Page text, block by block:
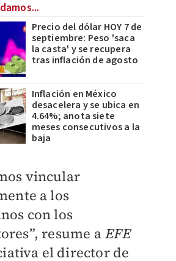
Precio del dólar HOY 7 de
septiembre: Peso 'saca
la casta' y se recupera
tras inflación de agosto
Inflación en México
desacelera y se ubica en
4.64%; anota siete
meses consecutivos a la
baja
vincular
a los
con los
resume a EFE
el director de